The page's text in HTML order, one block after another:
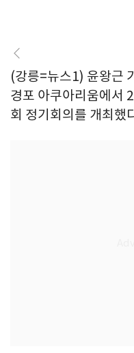
(강릉=뉴스1) 윤왕근
경포 아쿠아리움에서
회 정기회의를 개최했